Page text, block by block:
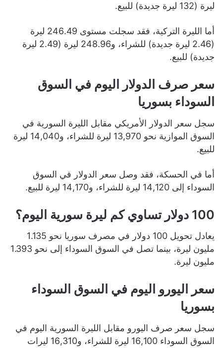
ليرة (132 ليرة جديدة) للبيع.
أما الليرة التركية، فقد سجلت مستوى 246.49 ليرة
(2.46 ليرة جديدة) للشراء، و248.96 ليرة (2.49 ليرة
جديدة) للبيع.
سعر صرف الدولار اليوم في السوق
السوداء بسوريا
سجل سعر الدولار الأمريكي مقابل الليرة السورية في
السوق الموازية نحو 13,970 ليرة للشراء، و14,040 ليرة
للبيع.
أما في الحسكة، فقد وصل سعر الدولار في السوق
السوداء إلى 14,120 ليرة للشراء، و14,170 ليرة للبيع.
100 دولار تساوي كم ليرة سورية اليوم؟
يعادل تحويل 100 دولار في مصرف سوريا نحو 1.135
مليون ليرة، بينما تصل في السوق السوداء إلى نحو 1.393
مليون ليرة.
سعر اليورو اليوم في السوق السوداء
بسوريا
سجل سعر صرف اليورو مقابل الليرة السورية اليوم في
السوق السوداء 16,100 ليرة للشراء، و16,310 ليرات